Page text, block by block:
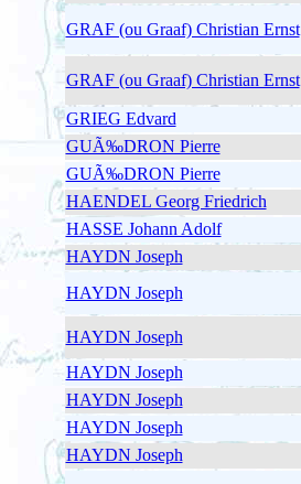
GRAF (ou Graaf) Christian Ernst
GRAF (ou Graaf) Christian Ernst
GRIEG Edvard
GUÃ‰DRON Pierre
GUÃ‰DRON Pierre
HAENDEL Georg Friedrich
HASSE Johann Adolf
HAYDN Joseph
HAYDN Joseph
HAYDN Joseph
HAYDN Joseph
HAYDN Joseph
HAYDN Joseph
HAYDN Joseph